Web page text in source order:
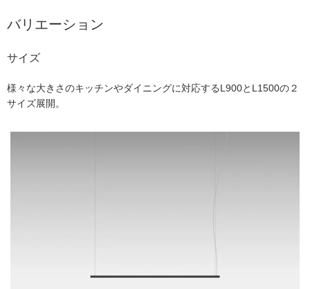
バリエーション
サイズ
様々な大きさのキッチンやダイニングに対応するL900とL1500の２
サイズ展開。